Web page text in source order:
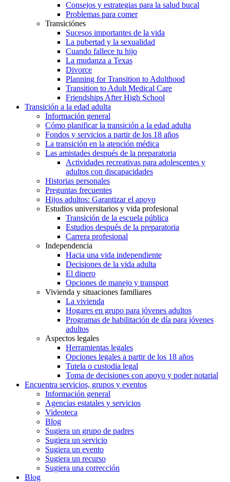
Consejos y estrategias para la salud bucal
Problemas para comer
Transiciónes
Sucesos importantes de la vida
La pubertad y la sexualidad
Cuando fallece tu hijo
La mudanza a Texas
Divorce
Planning for Transition to Adulthood
Transition to Adult Medical Care
Friendships After High School
Transición a la edad adulta
Información general
Cómo planificar la transición a la edad adulta
Fondos y servicios a partir de los 18 años
La transición en la atención médica
Las amistades después de la preparatoria
Actividades recreativas para adolescentes y
adultos con discapacidades
Historias personales
Preguntas frecuentes
Hijos adultos: Garantizar el apoyo
Estudios universitarios y vida profesional
Transición de la escuela pública
Estudios después de la preparatoria
Carrera profesional
Independencia
Hacia una vida independiente
Decisiones de la vida adulta
El dinero
Opciones de manejo y transport
Vivienda y situaciones familiares
La vivienda
Hogares en grupo para jóvenes adultos
Programas de habilitación de día para jóvenes
adultos
Aspectos legales
Herramientas legales
Opciones legales a partir de los 18 años
Tutela o custodia legal
Toma de decisiones con apoyo y poder notarial
Encuentra servicios, grupos y eventos
Información general
Agencias estatales y servicios
Videoteca
Blog
Sugiera un grupo de padres
Sugiera un servicio
Sugiera un evento
Sugiera un recurso
Sugiera una corrección
Blog